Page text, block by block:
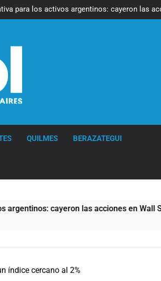
Ley de Propiedad
para los activos argentinos: cayeron las
y el riesgo país quedó al borde de los 450
los disturbios frente al Congreso y
para los activos argentinos: cayeron las
los disturbios frente al Congreso y
de la Cerveza: los tres secretos para
QUILMES BERAZATEGUI
las acciones en Wall Street y el
índice cercano al 2%